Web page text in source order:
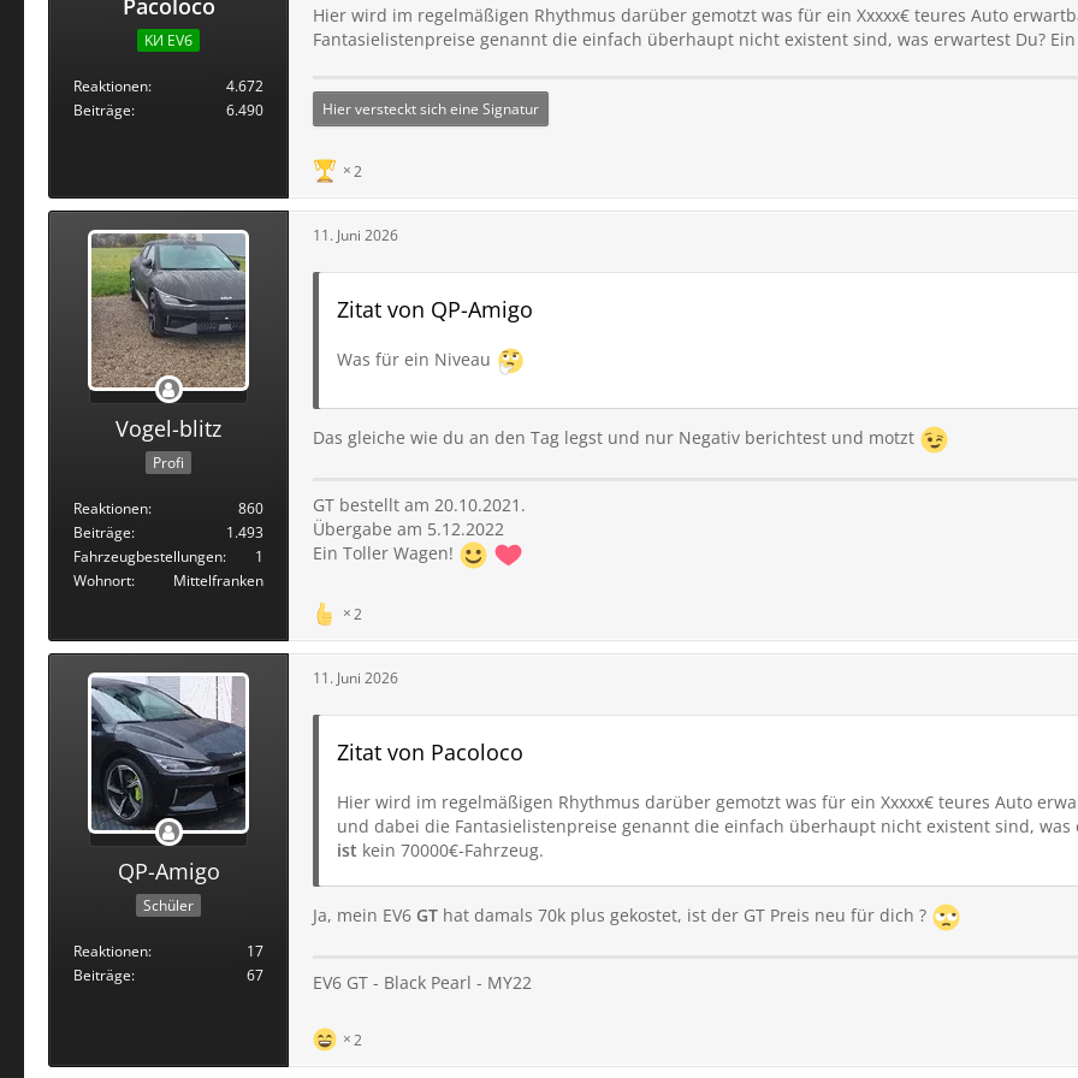
KИ ЕVб
Reaktionen
4.672
Beiträge
6.490
Hier wird im regelmäßigen Rhythmus darüber gemotzt was für ein Xxxxx€ teures Auto
Fantasielistenpreise genannt die einfach überhaupt nicht existent sind, was erwartest Du?
Hier versteckt sich eine Signatur
2
Vogel-blitz
Profi
Reaktionen
860
Beiträge
1.493
Fahrzeugbestellungen
1
Wohnort
Mittelfranken
11. Juni 2026
Zitat von QP-Amigo
Was für ein Niveau
Das gleiche wie du an den Tag legst und nur Negativ berichtest und motzt
GT bestellt am 20.10.2021.
Übergabe am 5.12.2022
Ein Toller Wagen!
2
QP-Amigo
Schüler
Reaktionen
17
Beiträge
67
11. Juni 2026
Zitat von Pacoloco
Hier wird im regelmäßigen Rhythmus darüber gemotzt was für ein Xxxxx€ teures Auto
und dabei die Fantasielistenpreise genannt die einfach überhaupt nicht existent sind, was
ist kein 70000€-Fahrzeug.
Ja, mein EV6 GT hat damals 70k plus gekostet, ist der GT Preis neu für dich ?
EV6 GT - Black Pearl - MY22
2